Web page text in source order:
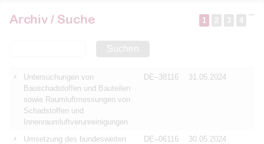
Archiv / Suche 1 2 3 4
Suchen
Untersuchungen von
Bauschadstoffen und Bauteilen
sowie Raumluftmessungen von
Schadstoffen und
Innenraumluftverunreinigungen
DE–38116 31.05.2024
Umsetzung des bundesweiten
DE–06116 30.05.2024